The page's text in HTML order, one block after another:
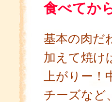
食べてか
基本の肉だ
加えて焼け
上がりー
チーズなど